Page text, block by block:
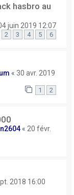
hasbro au
juin 2019 12:07
2 3 4 5 6
« 30 avr. 2019
1 2
« 20 févr.
2018 16:00